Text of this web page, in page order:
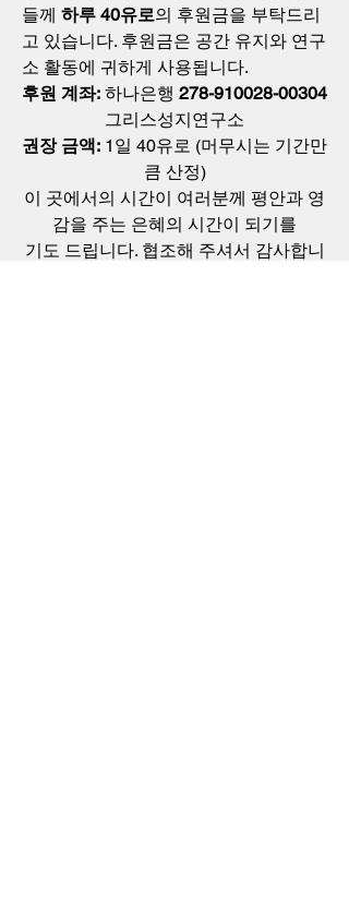
들께 하루 40유로의 후원금을 부탁드리
고 있습니다. 후원금은 공간 유지와 연구
소 활동에 귀하게 사용됩니다.
후원 계좌: 하나은행
그리스성지연구소
권장 금액: 1일 40유로 (머무시는 기간만
큼 산정)
이 곳에서의 시간이 여러분께 평안과 영
감을 주는 은혜의 시간이 되기를
기도 드립니다. 협조해 주셔서 감사합니